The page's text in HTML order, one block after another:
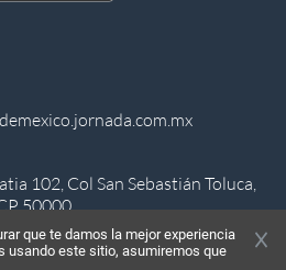
102, Col San Sebastián Toluca,
50000
que te damos la mejor experiencia
usando este sitio, asumiremos que